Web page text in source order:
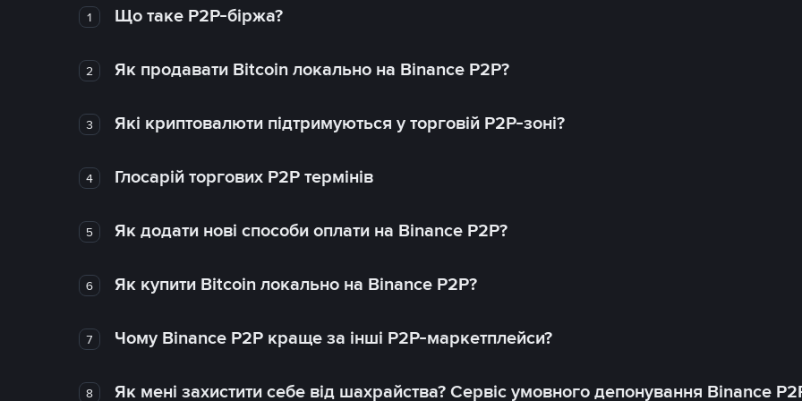
1 Що таке P2P-біржа?
2 Як продавати Bitcoin локально на Binance P2P?
3 Які криптовалюти підтримуються у торговій P2P-зоні?
4 Глосарій торгових P2P термінів
5 Як додати нові способи оплати на Binance P2P?
6 Як купити Bitcoin локально на Binance P2P?
7 Чому Binance P2P краще за інші P2P-маркетплейси?
8 Як мені захистити себе від шахрайства? Сервіс умовного депонування Binance